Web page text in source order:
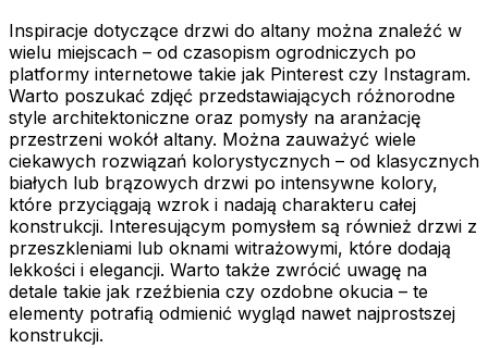
Inspiracje dotyczące drzwi do altany można znaleźć w
wielu miejscach – od czasopism ogrodniczych po
platformy internetowe takie jak Pinterest czy Instagram.
Warto poszukać zdjęć przedstawiających różnorodne
style architektoniczne oraz pomysły na aranżację
przestrzeni wokół altany. Można zauważyć wiele
ciekawych rozwiązań kolorystycznych – od klasycznych
białych lub brązowych drzwi po intensywne kolory,
które przyciągają wzrok i nadają charakteru całej
konstrukcji. Interesującym pomysłem są również drzwi z
przeszkleniami lub oknami witrażowymi, które dodają
lekkości i elegancji. Warto także zwrócić uwagę na
detale takie jak rzeźbienia czy ozdobne okucia – te
elementy potrafią odmienić wygląd nawet najprostszej
konstrukcji.